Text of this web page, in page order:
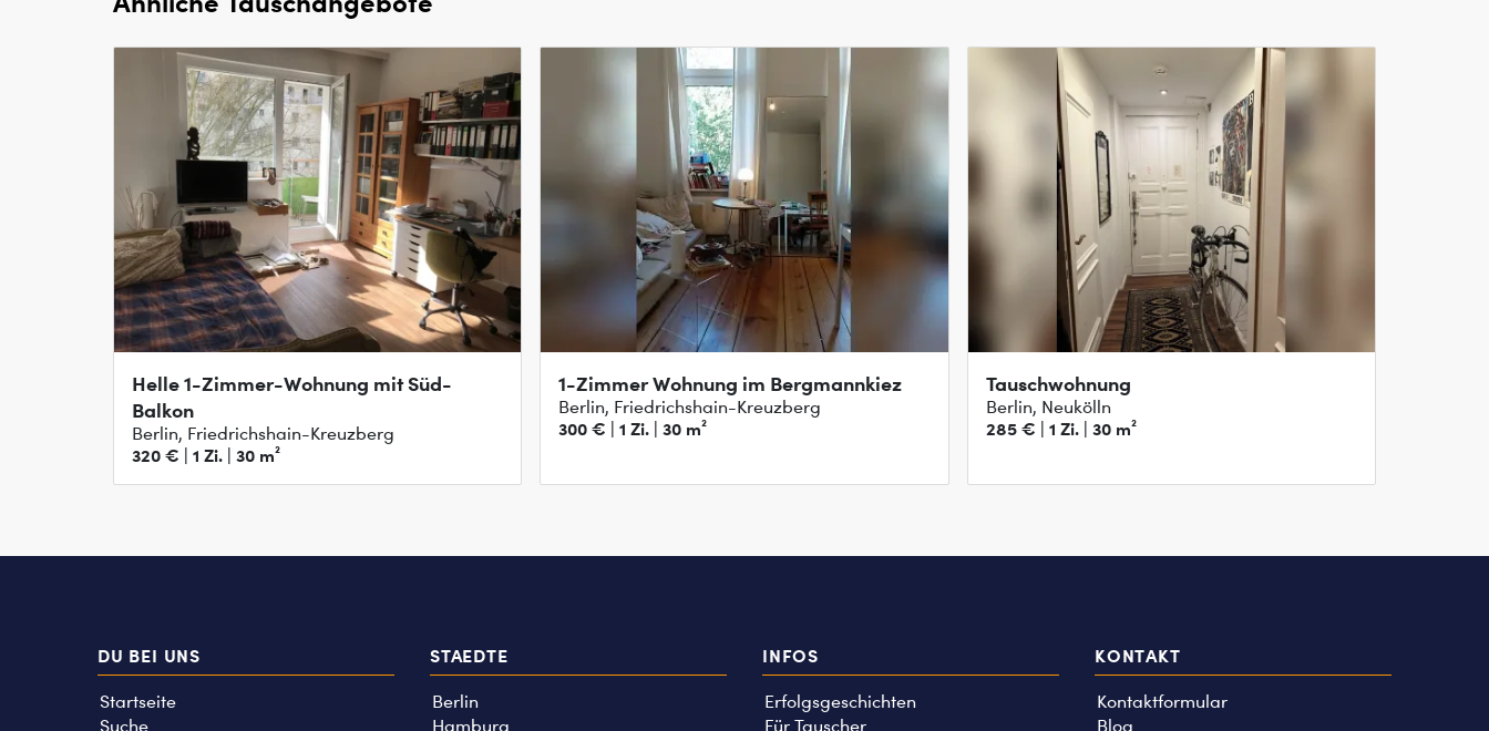
Helle 1-Zimmer-Wohnung mit Süd-
Balkon
Berlin, Friedrichshain-Kreuzberg
320 € | 1 Zi. | 30 m²
1-Zimmer Wohnung im Bergmannkiez
Berlin, Friedrichshain-Kreuzberg
300 € | 1 Zi. | 30 m²
Tauschwohnung
Berlin, Neukölln
285 € | 1 Zi. | 30 m²
DU BEI UNS
Startseite
Suche
STAEDTE
Berlin
Hamburg
INFOS
Erfolgsgeschichten
Für Tauscher
KONTAKT
Kontaktformular
Blog